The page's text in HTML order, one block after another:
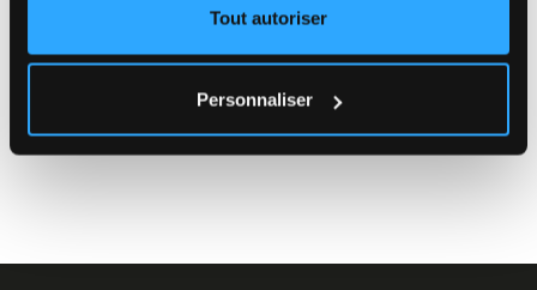
Tout autoriser
Personnaliser